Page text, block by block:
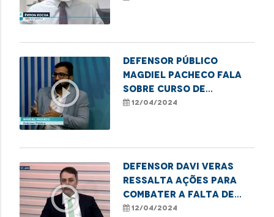
play_circle_outline
Defensor público
Magdiel Pacheco fala
sobre curso de
formação de
12/04/2024
play_circle_outline
Defensor Davi Veras
ressalta ações para
combater a falta de
vagas nas escolas
12/04/2024